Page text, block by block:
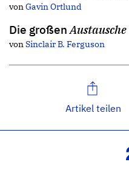
vonGavin Ortlund
Die großenAustausche
vonSinclair B. Ferguson
Artikel teilen